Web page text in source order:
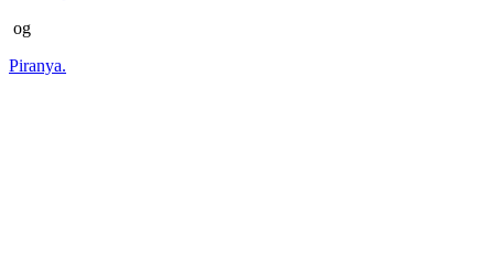
og
Piranya.